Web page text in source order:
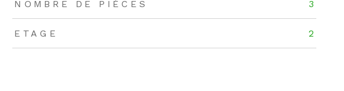
NOMBRE DE PIÈCES 3
ETAGE 2